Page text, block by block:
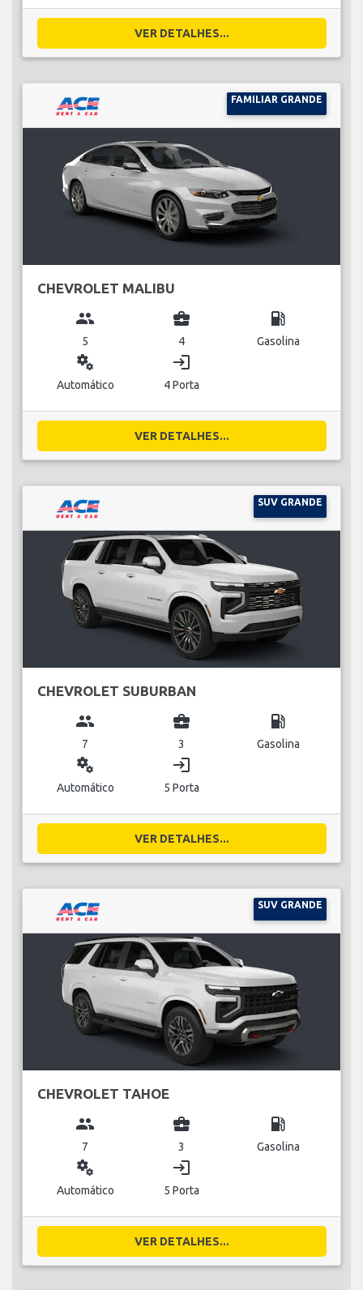
VER DETALHES...
FAMILIAR GRANDE
CHEVROLET MALIBU
group
5
business_center
4
local_gas_station
Gasolina
miscellaneous_services
Automático
login
4 Porta
VER DETALHES...
SUV GRANDE
CHEVROLET SUBURBAN
group
7
business_center
3
local_gas_station
Gasolina
miscellaneous_services
Automático
login
5 Porta
VER DETALHES...
SUV GRANDE
CHEVROLET TAHOE
group
7
business_center
3
local_gas_station
Gasolina
miscellaneous_services
Automático
login
5 Porta
VER DETALHES...